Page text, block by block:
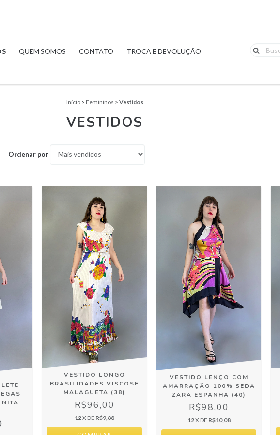
QUEM SOMOS CONTATO TROCA E DEVOLUÇÃO
Início > Femininos > Vestidos
VESTIDOS
Ordenar por
VESTIDO LONGO
BRASILIDADES VISCOSE
MALAGUETA (38)
R$96,00
12X DE R$9,88
VESTIDO LENÇO COM
AMARRAÇÃO 100% SEDA
ZARA ESPANHA (40)
R$98,00
12X DE R$10,08